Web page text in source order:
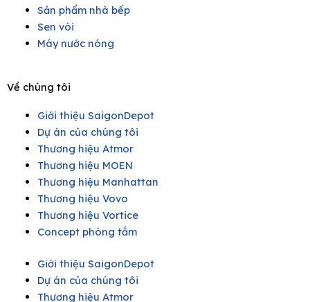
Sản phẩm nhà bếp
Sen vòi
Máy nước nóng
Về chúng tôi
Giới thiệu SaigonDepot
Dự án của chúng tôi
Thương hiệu Atmor
Thương hiệu MOEN
Thương hiệu Manhattan
Thương hiệu Vovo
Thương hiệu Vortice
Concept phòng tắm
Giới thiệu SaigonDepot
Dự án của chúng tôi
Thương hiệu Atmor